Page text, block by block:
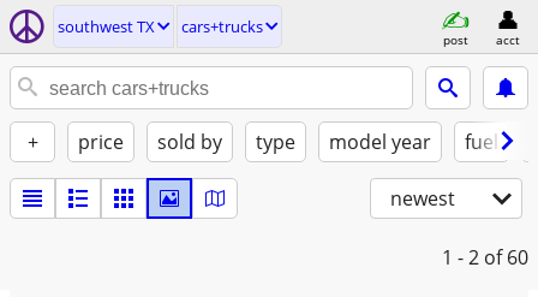
southwest TX cars+trucks
post acct
+ price sold by type model year fuel
newest
1 - 2 of 60